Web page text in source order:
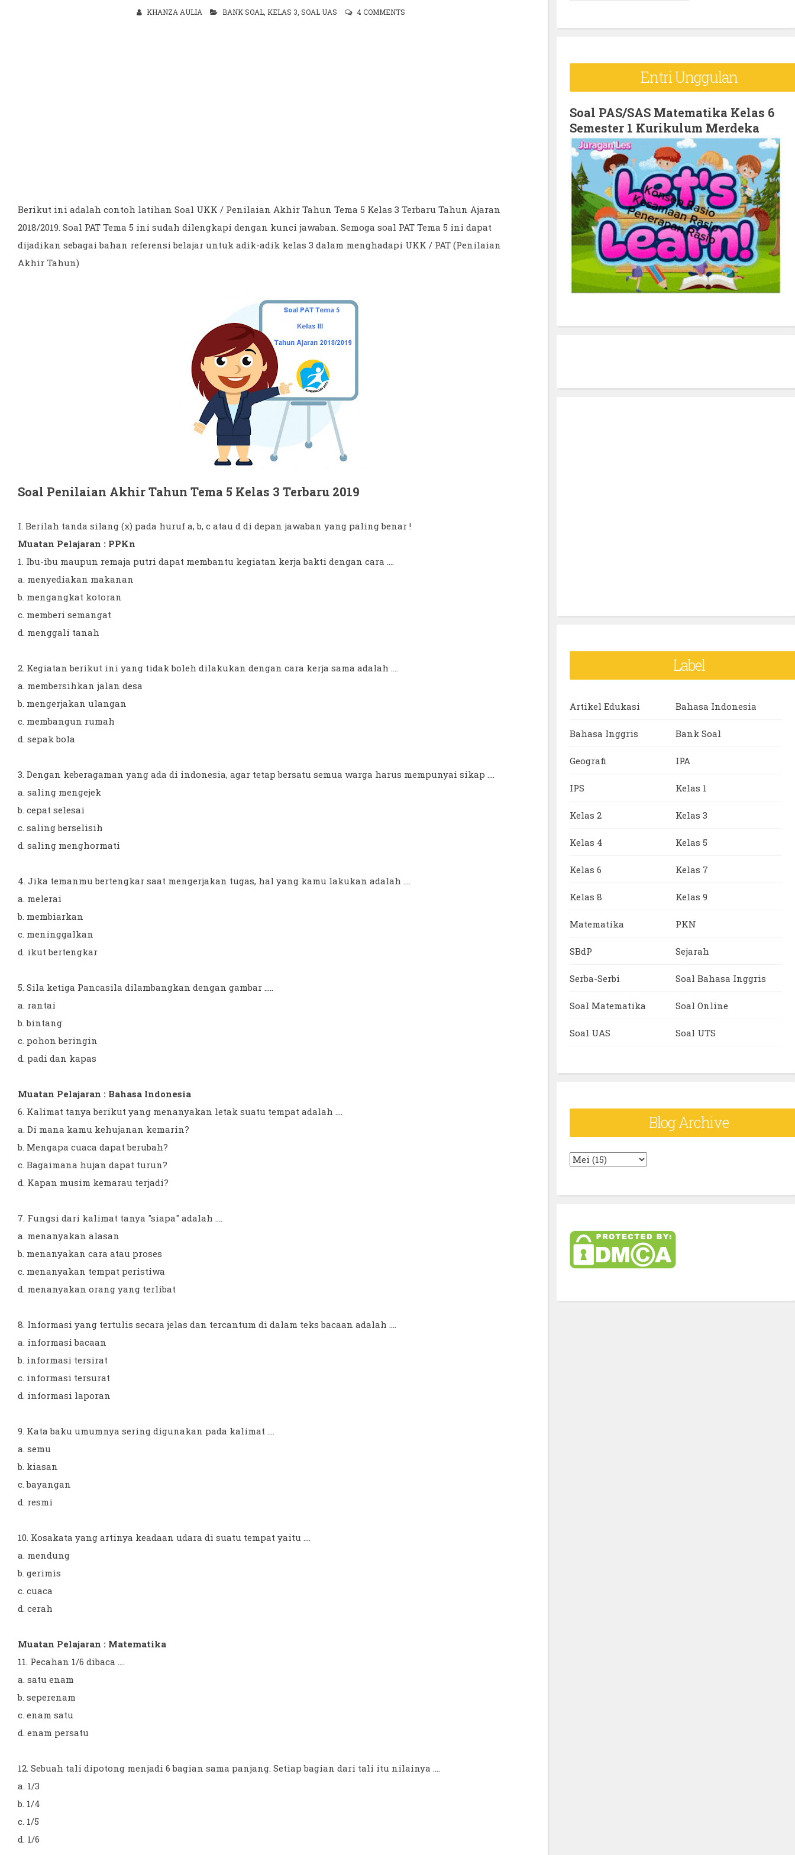
KHANZA AULIA BANK SOAL, KELAS 3 SOAL UAS 4 COMMENTS
Berikut ini adalah contoh latihan Soal UKK / Penilaian Akhir Tahun Tema 5 Kelas 3 Terbaru Tahun Ajaran
2018/2019. Soal PAT Tema 5 ini sudah dilengkapi dengan kunci jawaban. Semoga soal PAT Tema 5 ini dapat
dijadikan sebagai bahan referensi belajar untuk adik-adik kelas 3 dalam menghadapi UKK / PAT (Penilaian
Akhir Tahun)
Soal Penilaian Akhir Tahun Tema 5 Kelas 3 Terbaru 2019
I. Berilah tanda silang (x) pada huruf a, b, c atau d di depan jawaban yang paling benar !
Muatan Pelajaran : PPKn
1. Ibu-ibu maupun remaja putri dapat membantu kegiatan kerja bakti dengan cara ....
a. menyediakan makanan
b. mengangkat kotoran
c. memberi semangat
d. menggali tanah
2. Kegiatan berikut ini yang tidak boleh dilakukan dengan cara kerja sama adalah ....
a. membersihkan jalan desa
b. mengerjakan ulangan
c. membangun rumah
d. sepak bola
3. Dengan keberagaman yang ada di indonesia, agar tetap bersatu semua warga harus mempunyai sikap ....
a. saling mengejek
b. cepat selesai
c. saling berselisih
d. saling menghormati
4. Jika temanmu bertengkar saat mengerjakan tugas, hal yang kamu lakukan adalah ....
a. melerai
b. membiarkan
c. meninggalkan
d. ikut bertengkar
5. Sila ketiga Pancasila dilambangkan dengan gambar .....
a. rantai
b. bintang
c. pohon beringin
d. padi dan kapas
Muatan Pelajaran : Bahasa Indonesia
6. Kalimat tanya berikut yang menanyakan letak suatu tempat adalah ....
a. Di mana kamu kehujanan kemarin?
b. Mengapa cuaca dapat berubah?
c. Bagaimana hujan dapat turun?
d. Kapan musim kemarau terjadi?
7. Fungsi dari kalimat tanya "siapa" adalah ....
a. menanyakan alasan
b. menanyakan cara atau proses
c. menanyakan tempat peristiwa
d. menanyakan orang yang terlibat
8. Informasi yang tertulis secara jelas dan tercantum di dalam teks bacaan adalah ....
a. informasi bacaan
b. informasi tersirat
c. informasi tersurat
d. informasi laporan
9. Kata baku umumnya sering digunakan pada kalimat ....
a. semu
b. kiasan
c. bayangan
d. resmi
10. Kosakata yang artinya keadaan udara di suatu tempat yaitu ....
a. mendung
b. gerimis
c. cuaca
d. cerah
Muatan Pelajaran : Matematika
11. Pecahan 1/6 dibaca ....
a. satu enam
b. seperenam
c. enam satu
d. enam persatu
12. Sebuah tali dipotong menjadi 6 bagian sama panjang. Setiap bagian dari tali itu nilainya ....
a. 1/3
b. 1/4
c. 1/5
d. 1/6
e
f
o
r
:
Entri Unggulan
Soal PAS/SAS Matematika Kelas 6
Semester 1 Kurikulum Merdeka
Label
Artikel Edukasi Bahasa Indonesia
Bahasa Inggris Bank Soal
Geografi IPA
IPS Kelas 1
Kelas 2 Kelas 3
Kelas 4 Kelas 5
Kelas 6 Kelas 7
Kelas 8 Kelas 9
Matematika PKN
SBdP Sejarah
Serba-Serbi Soal Bahasa Inggris
Soal Matematika Soal Online
Soal UAS Soal UTS
Blog Archive